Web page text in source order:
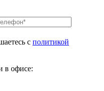
c политикой
в офисе: